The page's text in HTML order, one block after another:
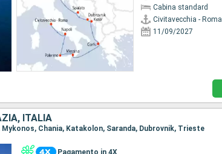
Cabina standard
Civitavecchia - Roma
11/09/2027
ITALIA
Chania, Katakolon, Saranda, Dubrovnik, Trieste
Pagamento in 4X